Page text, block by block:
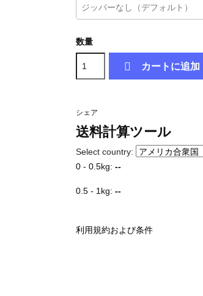
数量
 カートに追加
シェア
送料計算ツール
Select country:
0 - 0.5kg: --
0.5 - 1kg: --
利用規約および条件